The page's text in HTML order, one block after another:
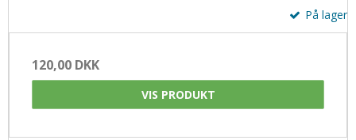
På lager
120,00 DKK
VIS PRODUKT